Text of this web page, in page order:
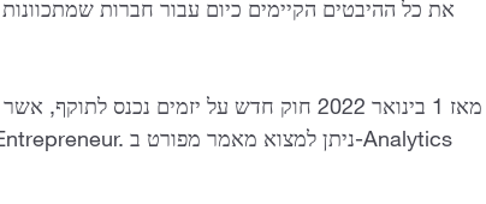
את כל ההיבטים הקיימים כיום עבור חברות
מאז 1 בינואר 2022 חוק חדש על יזמים